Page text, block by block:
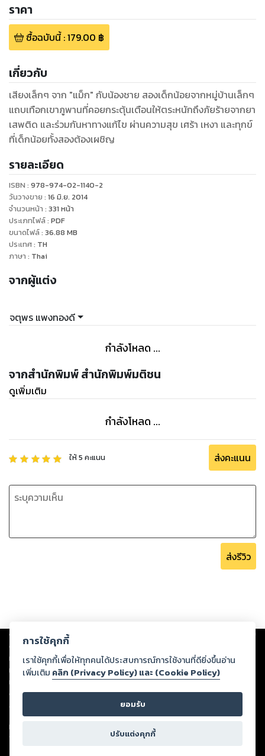
ราคา
ซื้อฉบับนี้:179.00 ฿
เกี่ยวกับ
เสียงเล็กๆ จาก "แม็ก" กับน้องชาย สองเด็กน้อยจากหมู่บ้านเล็กๆ
แถบเทือกเขาภูพานที่คอยกระตุ้นเตือนให้ตระหนักถึงภัยร้ายจากยา
เสพติด และร่วมกันหาทางแก้ไข ผ่านความสุข เศร้า เหงา และทุกข์
ที่เด็กน้อยทั้งสองต้องเผชิญ
รายละเอียด
ISBN : 978-974-02-1140-2
วันวางขาย : 16 มิ.ย. 2014
จำนวนหน้า : 331 หน้า
ประเภทไฟล์: PDF
ขนาดไฟล์: 36.88 MB
ประเทศ: TH
ภาษา : Thai
จากผู้แต่ง
จตุพร แพงทองดี
กำลังโหลด ...
จากสำนักพิมพ์ สำนักพิมพ์มติชน
ดูเพิ่มเติม
กำลังโหลด ...
ให้5 คะแนน ส่งคะแนน
ส่งรีวิว
Copyright © 2026
ต่อผลงานหรือเนื้อหาใดที่อัปโหลดผ่านเว็บไซต์และปรากฏว่าละเมิดสิทธิใน
ทรัพย์สินทางปัญญาของบุคคลอื่นหรือขัดต่อกฎหมายและศีลธรรม ดังนั้น ผู้อ่าน
ทุกท่านโปรดใช้วิจารณญาณในการกลั่นกรองด้วยตนเอง และหากท่านพบว่าส่วน
หนึ่งส่วนใดขัดต่อกฎหมายและศีลธรรม กรุณาแจ้งมายังบริษัท เพื่อทีมงานจะได้
ดำเนินการในทันที ทั้งนี้ ทางสตอรี่ล็อกขอสงวนลิขสิทธิ์ตามพระราชบัญญัติ
ลิขสิทธิ์ พ.ศ. 2537 (ฉบับล่าสุด)
For support: member@ookbee.com
Version
การใช้คุกกี้
เราใช้คุกกี้เพื่อให้ทุกคนได้ประสบการณ์การใช้งานที่ดียิ่งขึ้นอ่าน
เพิ่มเติม คลิก (Privacy Policy) และ (Cookie Policy)
ยอมรับ
ปรับแต่งคุกกี้